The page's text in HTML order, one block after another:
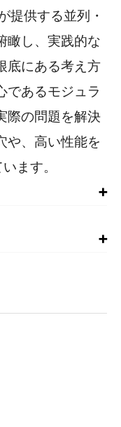
提供する並列・
瞰し、実践的な
底にある考え方
であるモジュラ
際の問題を解決
や、高い性能を
ます。
修正が施されてい
ジの奥付でお手持
ング 第1刷正誤表